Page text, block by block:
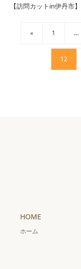
【訪問カットin伊丹市】
« 1 …
12
HOME
ホーム